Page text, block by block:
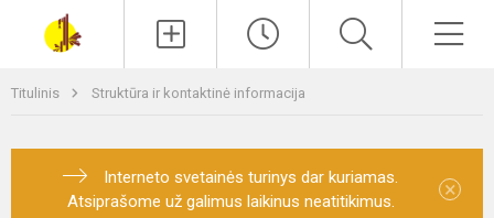
Titulinis Struktūra ir kontaktinė informacija
Interneto svetainės turinys dar kuriamas.
Atsiprašome už galimus laikinus neatitikimus.
×